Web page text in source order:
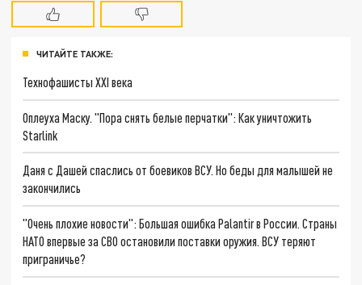
ЧИТАЙТЕ ТАКЖЕ:
Технофашисты XXI века
Оплеуха Маску. "Пора снять белые перчатки": Как уничтожить
Starlink
Даня с Дашей спаслись от боевиков ВСУ. Но беды для малышей не
закончились
"Очень плохие новости": Большая ошибка Palantir в России. Страны
НАТО впервые за СВО остановили поставки оружия. ВСУ теряют
приграничье?